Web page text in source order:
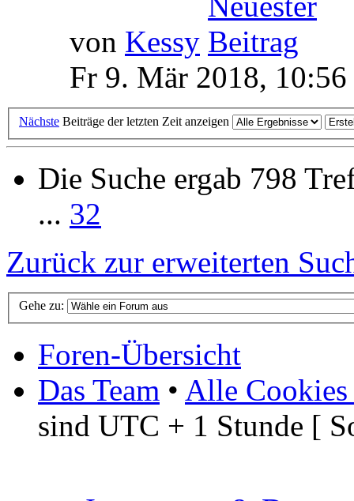
von Kessy
Fr 9. Mär 2018, 10:56
Nächste Beiträge der letzten Zeit anzeigen
Die Suche ergab 798
... 32
Zurück zur erweiterten
Gehe zu:
Foren-Übersicht
Das Team • Alle Cookies
sind UTC + 1 Stunde [